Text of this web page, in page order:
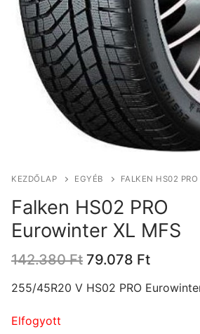
KEZDŐLAP EGYÉB FALKEN HS02
Falken HS02 PRO
Eurowinter XL MFS
142.380Ft Original
was:
79.078 FtCurrent
is:
255/45R20 V HS02 PRO
Elfogyott